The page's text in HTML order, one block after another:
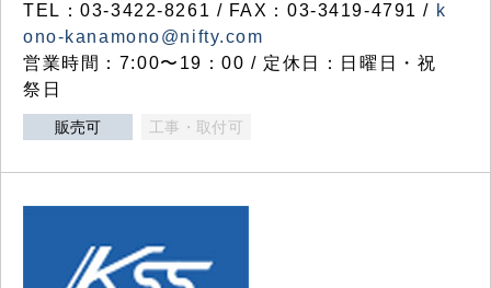
TEL：03-3422-8261 / FAX：03-3419-4791 / k
ono-kanamono@nifty.com
営業時間：7:00〜19：00 / 定休日：日曜日・祝
祭日
販売可 工事・取付可